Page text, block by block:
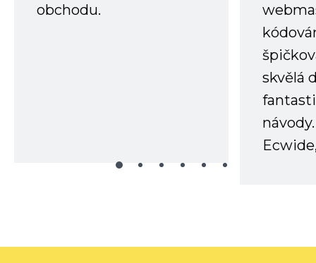
obchodu.
skvělá